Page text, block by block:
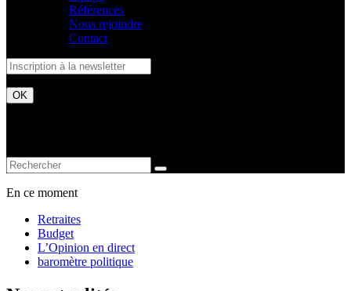
Références
Nous rejoindre
Contact
En ce moment
Retraites
Budget
L’Opinion en direct
baromètre politique